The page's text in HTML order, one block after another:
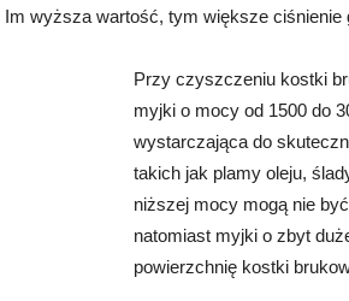
Im wyższa wartość, tym większe ciśnienie
Przy czyszczeniu kostki
myjki o mocy od 1500 do
wystarczająca do
takich jak plamy oleju,
niższej mocy mogą nie
natomiast myjki o zbyt
powierzchnię kostki